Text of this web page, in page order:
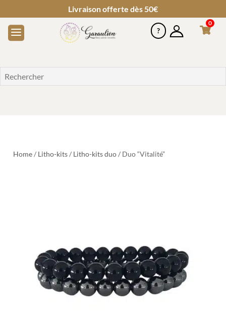
Livraison offerte dès 50€
0
Home/ Litho-kits/ Litho-kits duo/ Duo “Vitalité”